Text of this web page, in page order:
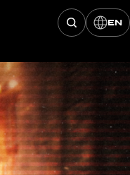
Hledat EN